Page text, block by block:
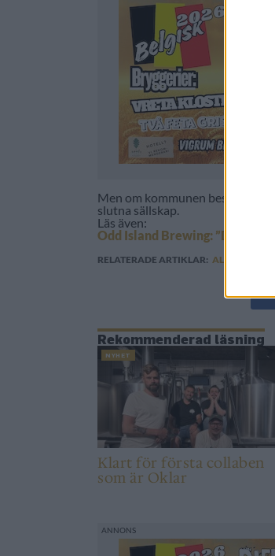
Men om kommunen beslut står
slutna sällskap.
Läs även:
Odd Island Brewing: ”Det är
RELATERADE ARTIKLAR:
Rekommenderad läsning
NYHET
Klart för första collaben
som är Oklar